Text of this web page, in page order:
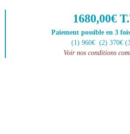
1680,00€
Paiement possible en 3
(1) 960€ (2) 370€
Voir nos conditions